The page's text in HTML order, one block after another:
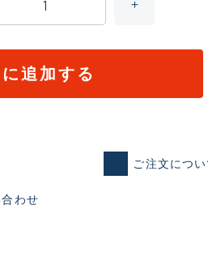
れた未使用
ものも含む
追加する
ご注文につい
わせ